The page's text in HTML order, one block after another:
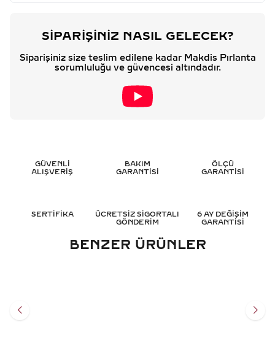
SIPARIŞINIZ NASIL GELECEK?
Siparişiniz size teslim edilene kadar Makdis Pırlanta
sorumluluğu ve güvencesi altındadır.
GÜVENLİ
ALIŞVERİŞ
BAKIM
GARANTİSİ
ÖLÇÜ
GARANTİSİ
SERTİFİKA
ÜCRETSİZ SİGORTALI
GÖNDERİM
6 AY DEĞİŞİM
GARANTİSİ
BENZER ÜRÜNLER